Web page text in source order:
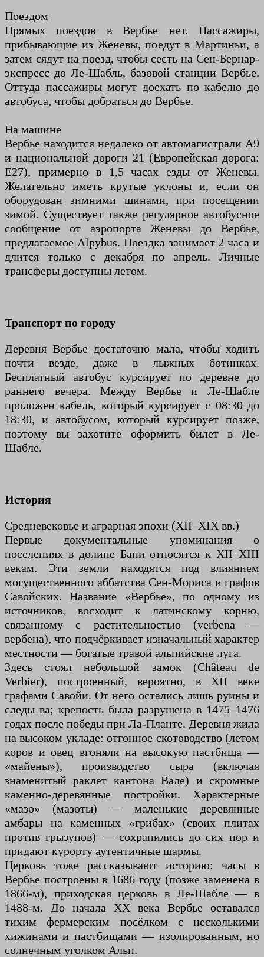
Поездом
Прямых поездов в Вербье нет. Пассажиры,
прибывающие из Женевы, поедут в Мартиньи, а
затем сядут на поезд, чтобы сесть на Сен-Бернар-
экспресс до Ле-Шабль, базовой станции Вербье.
Оттуда пассажиры могут доехать по кабелю до
автобуса, чтобы добраться до Вербье.
На машине
Вербье находится недалеко от автомагистрали A9
и национальной дороги 21 (Европейская дорога:
E27), примерно в 1,5 часах езды от Женевы.
Желательно иметь крутые уклоны и, если он
оборудован зимними шинами, при посещении
зимой. Существует также регулярное автобусное
сообщение от аэропорта Женевы до Вербье,
предлагаемое Alpybus. Поездка занимает 2 часа и
длится только с декабря по апрель. Личные
трансферы доступны летом.
Транспорт по городу
Деревня Вербье достаточно мала, чтобы ходить
почти везде, даже в лыжных ботинках.
Бесплатный автобус курсирует по деревне до
раннего вечера. Между Вербье и Ле-Шабле
проложен кабель, который курсирует с 08:30 до
18:30, и автобусом, который курсирует позже,
поэтому вы захотите оформить билет в Ле-
Шабле.
История
Средневековье и аграрная эпохи (XII–XIX вв.)
Первые документальные упоминания о
поселениях в долине Бани относятся к XII–XIII
векам. Эти земли находятся под влиянием
могущественного аббатства Сен-Мориса и графов
Савойских. Название «Вербье», по одному из
источников, восходит к латинскому корню,
связанному с растительностью (verbena —
вербена), что подчёркивает изначальный характер
местности — богатые травой альпийские луга.
Здесь стоял небольшой замок (Château de
Verbier), построенный, вероятно, в XII веке
графами Савойи. От него остались лишь руины и
следы ва; крепость была разрушена в 1475–1476
годах после победы при Ла-Планте. Деревня жила
на высоком укладе: отгонное скотоводство (летом
коров и овец вгоняли на высокую пастбища —
«майены»), производство сыра (включая
знаменитый раклет кантона Вале) и скромные
каменно-деревянные постройки. Характерные
«мазо» (мазоты) — маленькие деревянные
амбары на каменных «грибах» (своих плитах
против грызунов) — сохранились до сих пор и
придают курорту аутентичные шармы.
Церковь тоже рассказывают историю: часы в
Вербье построены в 1686 году (позже заменена в
1866-м), приходская церковь в Ле-Шабле — в
1488-м. До начала XX века Вербье оставался
тихим фермерским посёлком с несколькими
хижинами и пастбищами — изолированным, но
солнечным уголком Альп.